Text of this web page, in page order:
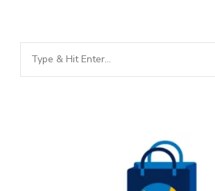
Looking
for